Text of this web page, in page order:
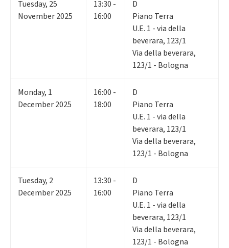
Tuesday, 25
November 2025
13:30 -
16:00
D
Piano Terra
U.E. 1 - via della
beverara, 123/1
Via della beverara,
123/1 - Bologna
Monday, 1
December 2025
16:00 -
18:00
D
Piano Terra
U.E. 1 - via della
beverara, 123/1
Via della beverara,
123/1 - Bologna
Tuesday, 2
December 2025
13:30 -
16:00
D
Piano Terra
U.E. 1 - via della
beverara, 123/1
Via della beverara,
123/1 - Bologna